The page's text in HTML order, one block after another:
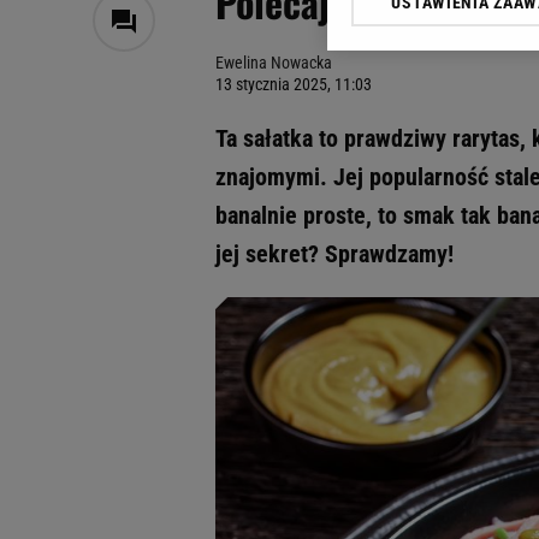
Ewelina Nowacka
13 stycznia 2025, 11:03
Ta sałatka to prawdziwy
znajomymi. Jej popularność
banalnie proste, to smak tak
jej sekret? Sprawdzamy!
Klikając „Akceptuję”
odnośnik „Ustawienia
My, nasi Zaufani
Użycie dokładnych
Przechowywanie
badnie odbiorców i